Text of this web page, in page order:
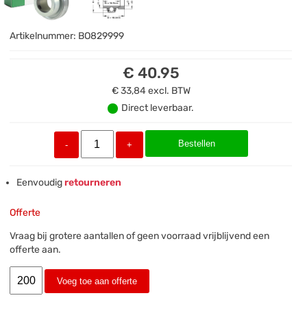
Artikelnummer: BO829999
€ 40.95
€ 33,84 excl. BTW
Direct leverbaar.
- + Bestellen
Eenvoudigretourneren
Offerte
Vraag bij grotere aantallen of geen voorraad vrijblijvend een
offerte aan.
Voeg toe aan offerte